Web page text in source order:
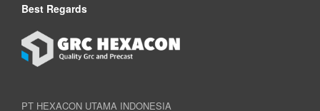
Best Regards
PT HEXACON UTAMA INDONESIA